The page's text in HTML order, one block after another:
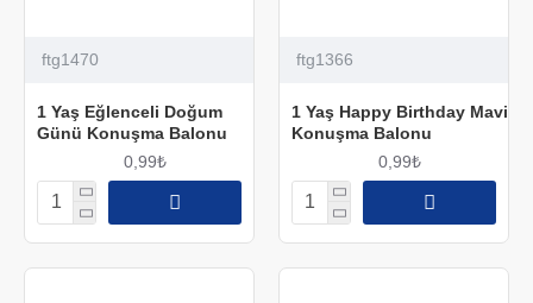
ftg1470
1 Yaş Eğlenceli Doğum
Günü Konuşma Balonu
0,99₺
ftg1366
1 Yaş Happy Birthday Mavi
Konuşma Balonu
0,99₺